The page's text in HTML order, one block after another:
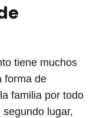
tiene muchos
forma de
familia por todo
lugar,